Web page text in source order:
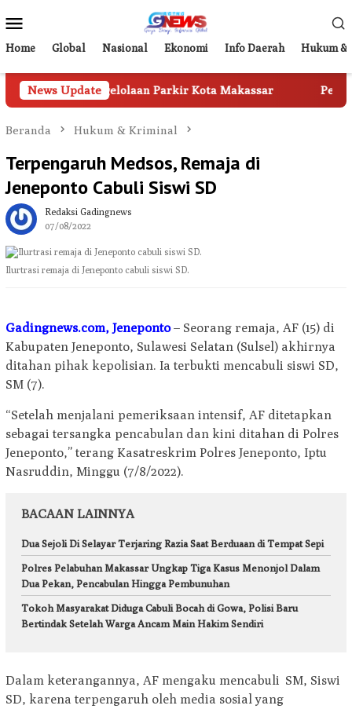
ke
kontenMobile
Home Global Nasional Ekonomi Info Daerah Hukum &
News UpdateParkir Kota Makassar Perkuat Digitalisasi
Beranda Hukum & Kriminal
Terpengaruh Medsos, Remaja di
Jeneponto Cabuli Siswi SD
Redaksi Gadingnews
07/08/2022
Ilurtrasi remaja di Jeneponto cabuli siswi SD.
Gadingnews.com, Jeneponto– Seorang remaja, AF (15) di
Kabupaten Jeneponto, Sulawesi Selatan (Sulsel) akhirnya
ditahan pihak kepolisian. Ia terbukti mencabuli siswi SD,
SM (7).
“Setelah menjalani pemeriksaan intensif, AF ditetapkan
sebagai tersangka pencabulan dan kini ditahan di Polres
Jeneponto,” terang Kasatreskrim Polres Jeneponto, Iptu
Nasruddin, Minggu (7/8/2022).
BACAAN LAINNYA
Dua Sejoli Di Selayar Terjaring Razia Saat Berduaan di Tempat Sepi
Polres Pelabuhan Makassar Ungkap Tiga Kasus Menonjol Dalam
Dua Pekan, Pencabulan Hingga Pembunuhan
Tokoh Masyarakat Diduga Cabuli Bocah di Gowa, Polisi Baru
Bertindak Setelah Warga Ancam Main Hakim Sendiri
Dalam keterangannya, AF mengaku mencabuli SM, Siswi
SD, karena terpengaruh oleh media sosial yang